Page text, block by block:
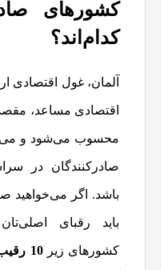
کشورهای
کدام‌اند؟
آلمان، غول اقتصادی
اقتصادی مساعد،
محسوب می‌شود و
صادرکنندگان در
باشد. اگر می‌خواهید
باید رقبای
کشورهای زیر 10